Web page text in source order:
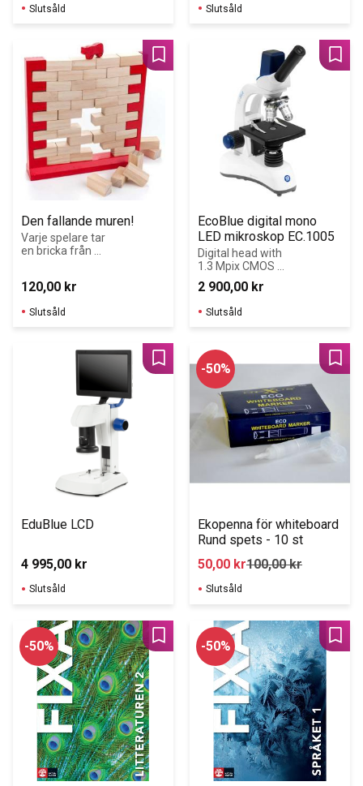
Slutsåld
diameter,
Slutsåld
Den fallande muren!
Varje spelare tar
en bricka från
ihop eller att kon
faller av.
120,00 kr
Lägg till i favoriter
Slutsåld
EcoBlue digital mono
LED mikroskop EC.1005
Digital head with
1.3 Mpix CMOS
camera and
monocular head
with 45°
2 900,00 kr
Slutsåld
EduBlue LCD
4 995,00 kr
Lägg till i favoriter
Slutsåld
Ekopenna för whiteboard
Rund spets - 10 st
50,00 kr100,00kr
50%
Slutsåld
50% Lägg till i favoriter
50%